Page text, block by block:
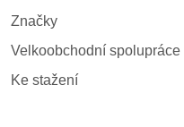
Značky
Velkoobchodní spolupráce
Ke stažení